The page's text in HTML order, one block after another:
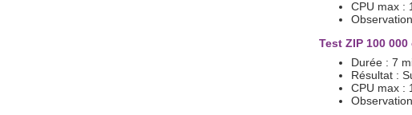
CPU max :
Test ZIP 100
Durée : 7
Résultat :
CPU max :